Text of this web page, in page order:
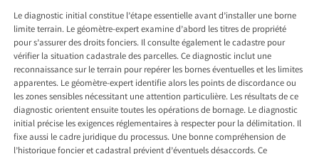
Le diagnostic initial constitue l’étape essentielle avant d’installer une borne
limite terrain. Le géomètre-expert examine d’abord les titres de propriété
pour s’assurer des droits fonciers. Il consulte également le cadastre pour
vérifier la situation cadastrale des parcelles. Ce diagnostic inclut une
reconnaissance sur le terrain pour repérer les bornes éventuelles et les limites
apparentes. Le géomètre-expert identifie alors les points de discordance ou
les zones sensibles nécessitant une attention particulière. Les résultats de ce
diagnostic orientent ensuite toutes les opérations de bornage. Le diagnostic
initial précise les exigences réglementaires à respecter pour la délimitation. Il
fixe aussi le cadre juridique du processus. Une bonne compréhension de